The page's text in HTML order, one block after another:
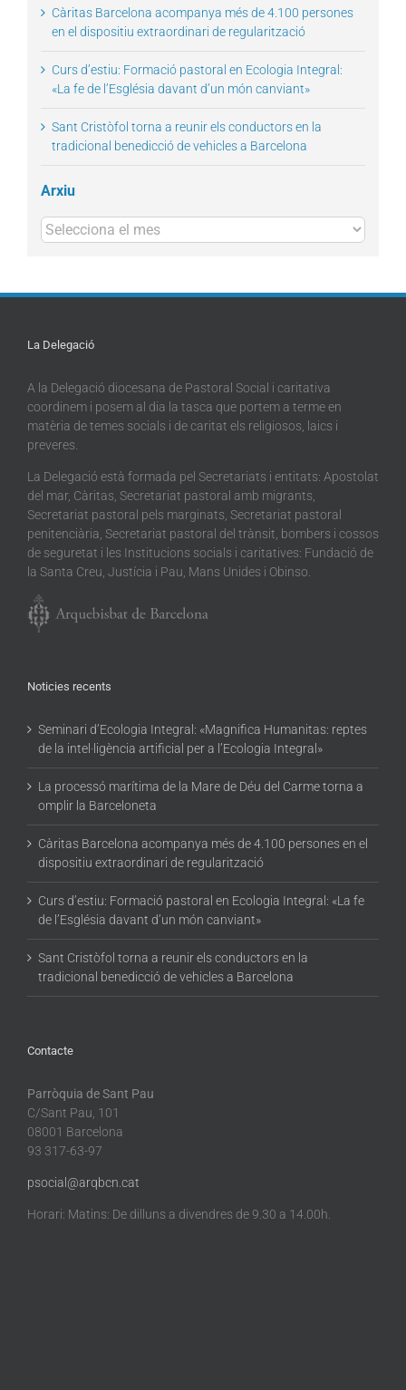
Càritas Barcelona acompanya més de 4.100 persones
en el dispositiu extraordinari de regularització
Curs d’estiu: Formació pastoral en Ecologia Integral:
«La fe de l’Església davant d’un món canviant»
Sant Cristòfol torna a reunir els conductors en la
tradicional benedicció de vehicles a Barcelona
Arxiu
Arxius
La Delegació
A la Delegació diocesana de Pastoral Social i caritativa
coordinem i posem al dia la tasca que portem a terme en
matèria de temes socials i de caritat els religiosos, laics i
preveres.
La Delegació està formada pel Secretariats i entitats: Apostolat
del mar, Càritas, Secretariat pastoral amb migrants,
Secretariat pastoral pels marginats, Secretariat pastoral
penitenciària, Secretariat pastoral del trànsit, bombers i cossos
de seguretat i les Institucions socials i caritatives: Fundació de
la Santa Creu, Justícia i Pau, Mans Unides i Obinso.
Noticies recents
Seminari d’Ecologia Integral: «Magnifica Humanitas: reptes
de la intel·ligència artificial per a l’Ecologia Integral»
La processó marítima de la Mare de Déu del Carme torna a
omplir la Barceloneta
Càritas Barcelona acompanya més de 4.100 persones en el
dispositiu extraordinari de regularització
Curs d’estiu: Formació pastoral en Ecologia Integral: «La fe
de l’Església davant d’un món canviant»
Sant Cristòfol torna a reunir els conductors en la
tradicional benedicció de vehicles a Barcelona
Contacte
Parròquia de Sant Pau
C/Sant Pau, 101
08001 Barcelona
93 317-63-97
psocial@arqbcn.cat
Horari: Matins: De dilluns a divendres de 9.30 a 14.00h.